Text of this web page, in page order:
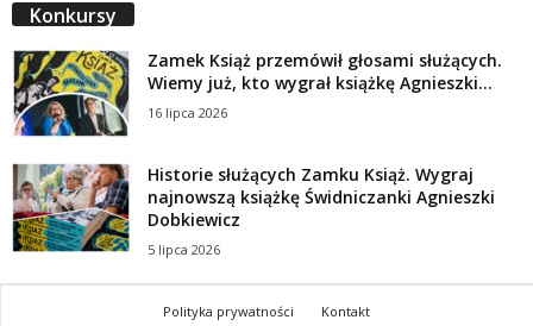
Konkursy
Zamek Książ przemówił głosami służących.
Wiemy już, kto wygrał książkę Agnieszki...
16 lipca 2026
Historie służących Zamku Książ. Wygraj
najnowszą książkę Świdniczanki Agnieszki
Dobkiewicz
5 lipca 2026
Polityka prywatności Kontakt